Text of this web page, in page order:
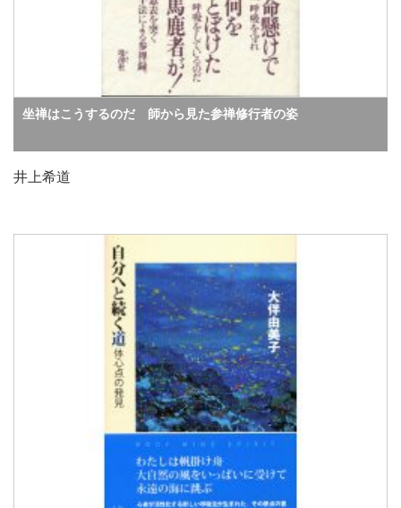
坐禅はこうするのだ 師から見た参禅修行者の姿
井上希道